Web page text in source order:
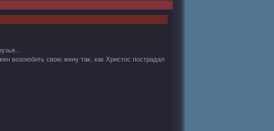
возлюбить свою жену так, как Христос пострадал